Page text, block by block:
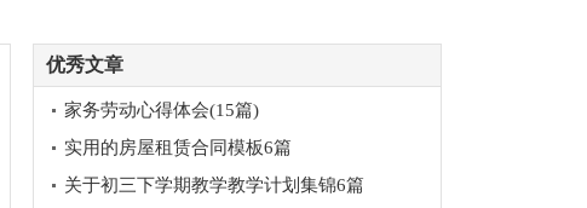
优秀文章
家务劳动心得体会(15篇)
实用的房屋租赁合同模板6篇
关于初三下学期教学教学计划集锦6篇